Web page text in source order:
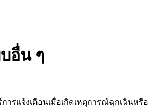
อื่น ๆ
รแจ้งเตือนเมื่อเกิดเหตุการณ์ฉุกเฉินห